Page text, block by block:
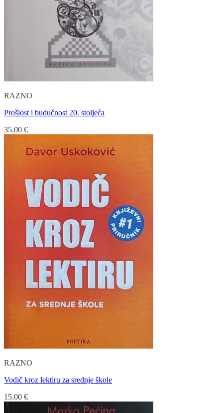
RAZNO
Prošlost i budućnost 20. stoljeća
35.00 €
RAZNO
Vodič kroz lektiru za srednje škole
15.00 €